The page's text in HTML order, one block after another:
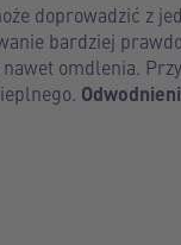
doprowadzić z
bardziej
omdlenia.